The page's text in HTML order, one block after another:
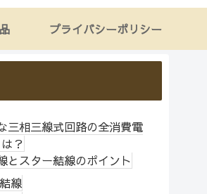
プライバシーポリシー
三相三線式回路の全消費電
？
とスター結線のポイント
線